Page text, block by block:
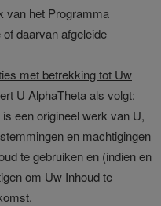
van het Programma
daarvan afgeleide
met betrekking tot Uw
U AlphaTheta als volgt:
een origineel werk van U,
en machtigingen
te gebruiken en (indien en
om Uw Inhoud te